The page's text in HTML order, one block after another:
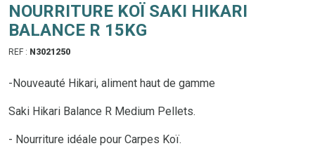
NOURRITURE KOÏ SAKI HIKARI
BALANCE R 15KG
REF : N3021250
-Nouveauté Hikari, aliment haut de gamme
Saki Hikari Balance R Medium Pellets.
- Nourriture idéale pour Carpes Koï.